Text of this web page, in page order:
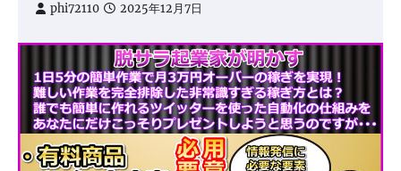
phi72110 2025年12月7日